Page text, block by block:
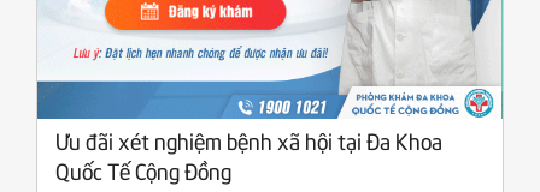
Ưu đãi xét nghiệm bệnh xã hội tại Đa Khoa
Quốc Tế Cộng Đồng